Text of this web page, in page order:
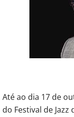
Até ao dia 17 de
do Festival de